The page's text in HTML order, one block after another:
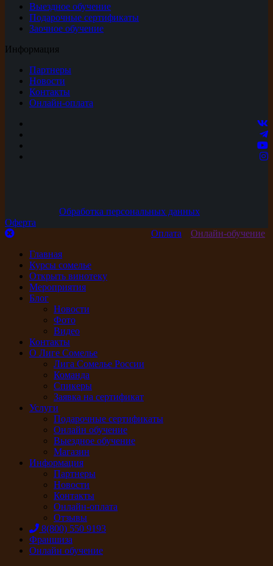
Выездное обучение
Подарочные сертификаты
Заочное обучение
Информация
Партнеры
Новости
Контакты
Онлайн-оплата
Обработка персональных данных
Оферта
Онлайн-обучение
Оплата
Главная
Курсы сомелье
Открыть винотеку
Мероприятия
Блог
Новости
Фото
Видео
Контакты
О Лиге Сомелье
Лига Сомелье России
Команда
Спикеры
Заявка на сертификат
Услуги
Подарочные сертификаты
Онлайн обучение
Выездное обучение
Магазин
Информация
Партнеры
Новости
Контакты
Онлайн-оплата
Отзывы
8(800) 550 9193
Франшиза
Онлайн обучение